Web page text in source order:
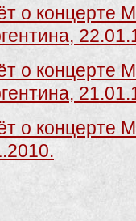
о концерте
о концерте
о концерте